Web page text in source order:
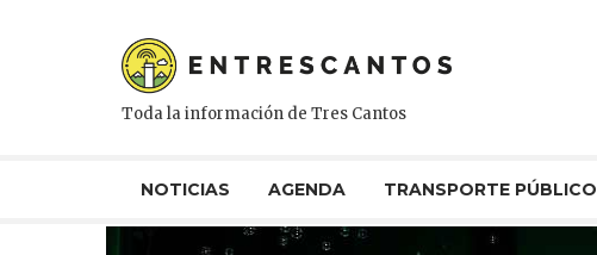
Toda la información de Tres Cantos
NOTICIAS AGENDA TRANSPORTE PÚBLICO